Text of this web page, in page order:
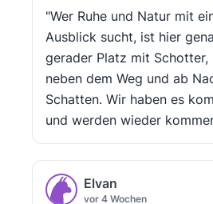
"Wer Ruhe und Natur mit
Ausblick sucht, ist hier
gerader Platz mit Schotter,
neben dem Weg und ab
Schatten. Wir haben es
und werden wieder
Elvan
vor 4 Wochen